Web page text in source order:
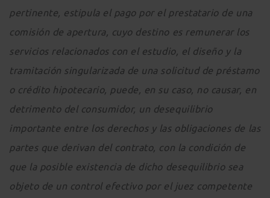
pertinente, estipula el pago por el prestatario de una
comisión de apertura, cuyo destino es remunerar los
servicios relacionados con el estudio, el diseño y la
tramitación singularizada de una solicitud de préstamo
o crédito hipotecario, puede, en su caso, no causar, en
detrimento del consumidor, un desequilibrio
importante entre los derechos y las obligaciones de las
partes que derivan del contrato, con la condición de
que la posible existencia de dicho desequilibrio sea
objeto de un control efectivo por el juez competente